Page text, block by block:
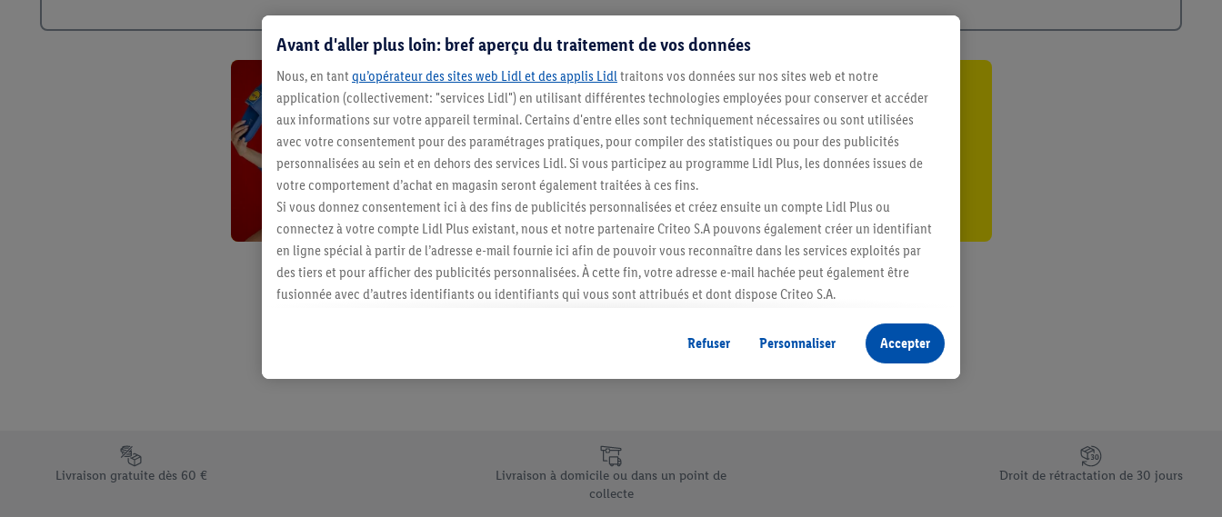
Restez au courant
Abonnez-vous à la newsletter
S'abonner
Élément du pied de page avec les différents arguments de vente uniques de Lidl.be
Livraison gratuite dès 60 €
Livraison à domicile ou dans un point de
collecte
Droit de rétractation de 30 jours
Avant d'aller plus loin: bref aperçu du traitement de vos données
Nous, en tant qu’opérateur des sites web Lidl et des applis Lidltraitons vos données sur nos sites web et notre
application (collectivement: "services Lidl") en utilisant différentes technologies employées pour conserver et accéder
aux informations sur votre appareil terminal. Certains d'entre elles sont techniquement nécessaires ou sont utilisées
avec votre consentement pour des paramétrages pratiques, pour compiler des statistiques ou pour des publicités
personnalisées au sein et en dehors des services Lidl. Si vous participez au programme Lidl Plus, les données issues de
votre comportement d’achat en magasin seront également traitées à ces fins.
Si vous donnez consentement ici à des fins de publicités personnalisées et créez ensuite un compte Lidl Plus ou
connectez à votre compte Lidl Plus existant, nous et notre partenaire Criteo S.A pouvons également créer un identifiant
en ligne spécial à partir de l’adresse e-mail fournie ici afin de pouvoir vous reconnaître dans les services exploités par
des tiers et pour afficher des publicités personnalisées. À cette fin, votre adresse e-mail hachée peut également être
fusionnée avec d’autres identifiants ou identifiants qui vous sont attribués et dont dispose Criteo S.A.
vous avez montré de l’intérêt (par exemple en plaçant le produit dans un panier d’un webshop mais sans procéder à
l’achat) peuvent également être affichées sur plusieurs apppareils et plusieurs services de Lidl si plusieurs terminaux ou
plusieurs services de Lidl peuvent vous être attribués en utilisant votre adresse e-mail hachée et, le cas échéant, d’autres
En cliquant sur « Refuser », vous pouvez autoriser uniquement l’utilisation des technologies nécessaires. En cliquant sur
« Accepter », vous autorisez tous les traitements pour toutes les finalités susmentionnées. Vous trouverez de plus amples
Refuser Personnaliser Accepter